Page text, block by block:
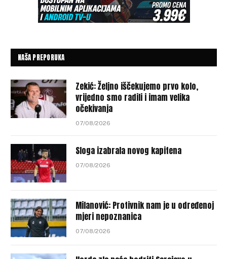
NAŠA PREPORUKA
Zekić: Željno iščekujemo prvo kolo,
vrijedno smo radili i imam velika
očekivanja
07/08/2026
Sloga izabrala novog kapitena
07/08/2026
Milanović: Protivnik nam je u određenoj
mjeri nepoznanica
07/08/2026